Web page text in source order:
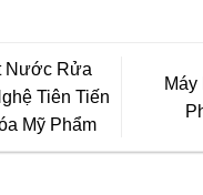
Nước Rửa
Tiên Tiến
Mỹ Phẩm
Máy